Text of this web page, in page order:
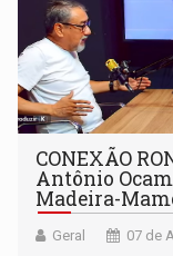
CONEXÃO
Antônio
Madeira-
Geral 07 de